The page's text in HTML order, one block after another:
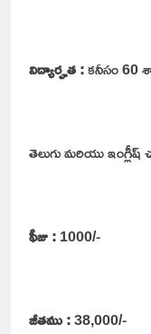
విద్యార్హత :కనీసం 60
తెలుగు మరియు
ఫీజు :1000/-
జీతము :38,000/-